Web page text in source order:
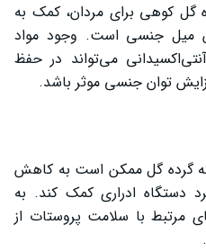
گل کوهی برای مردان، کمک به
میل جنسی است. وجود مواد
می‌تواند در حفظ
توان جنسی موثر باشد.
گرده گل ممکن است به کاهش
دستگاه ادراری کمک کند. به
مرتبط با سلامت پروستات از